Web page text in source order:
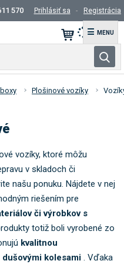
570 Prihlásiť sa Registrácia
y
n
☰
Plošinové vozíky
vozíky, ktoré môžu
v skladoch či
našu ponuku. Nájdete v nej
riešením pre
či výrobkov s
totiž boli vyrobené zo
kvalitnou
kolesami
. Vďaka